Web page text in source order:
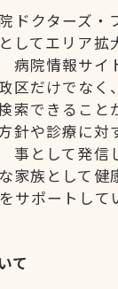
ドクターズ・
してエリア拡
病院情報サイ
区だけでなく
索できること
針や診療に対
事として発信
家族として健
サポートして
て